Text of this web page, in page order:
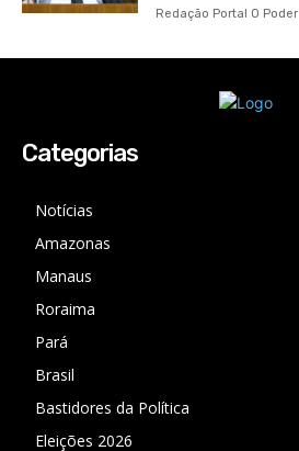
Redação Portal O Poder
Categorias
Notícias
Amazonas
Manaus
Roraima
Pará
Brasil
Bastidores da Política
Eleições 2026